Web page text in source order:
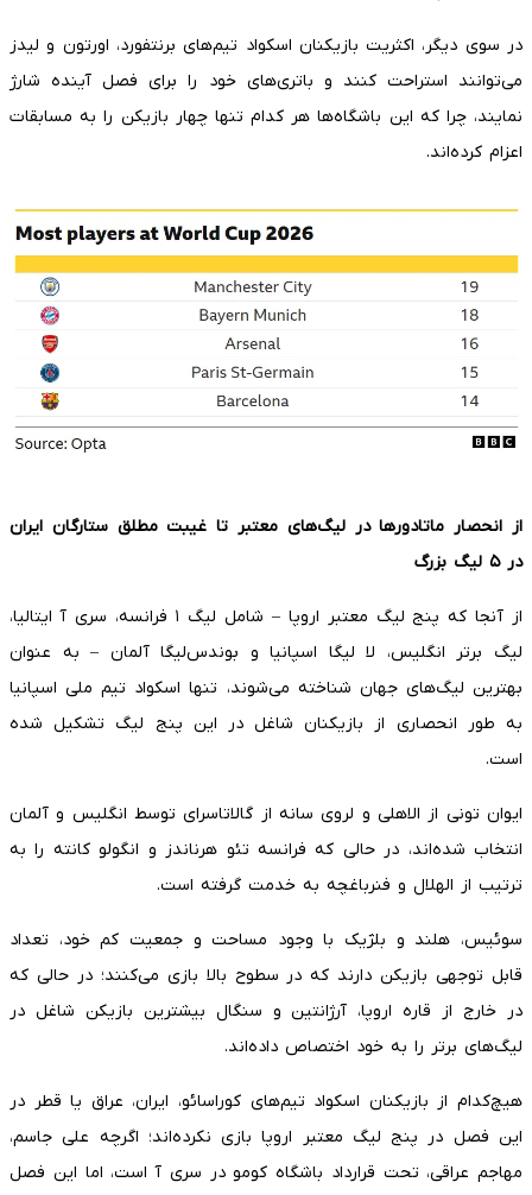
در سوی دیگر، اکثریت بازیکنان اسکواد تیم‌های برنتفورد، اورتون و لیدز
می‌توانند استراحت کنند و باتری‌های خود را برای فصل آینده شارژ
نمایند، چرا که این باشگاه‌ها هر کدام تنها چهار بازیکن را به مسابقات
اعزام کرده‌اند.
از انحصار ماتادورها در لیگ‌های معتبر تا غیبت مطلق ستارگان ایران
در۵ لیگ بزرگ
از آنجا که پنج لیگ معتبر اروپا – شامل لیگ ۱ فرانسه، سری آ ایتالیا،
لیگ برتر انگلیس، لا لیگا اسپانیا و بوندس‌لیگا آلمان – به عنوان
بهترین لیگ‌های جهان شناخته می‌شوند، تنها اسکواد تیم ملی اسپانیا
به طور انحصاری از بازیکنان شاغل در این پنج لیگ تشکیل شده
است.
ایوان تونی از الاهلی و لروی سانه از گالاتاسرای توسط انگلیس و آلمان
انتخاب شده‌اند، در حالی که فرانسه تئو هرناندز و انگولو کانته را به
ترتیب از الهلال و فنرباغچه به خدمت گرفته است.
سوئیس، هلند و بلژیک با وجود مساحت و جمعیت کم خود، تعداد
قابل توجهی بازیکن دارند که در سطوح بالا بازی می‌کنند؛ در حالی که
در خارج از قاره اروپا، آرژانتین و سنگال بیشترین بازیکن شاغل در
لیگ‌های برتر را به خود اختصاص داده‌اند.
هیچ‌کدام از بازیکنان اسکواد تیم‌های کوراسائو، ایران، عراق یا قطر در
این فصل در پنج لیگ معتبر اروپا بازی نکرده‌اند؛ اگرچه علی جاسم،
مهاجم عراقی، تحت قرارداد باشگاه کومو در سری آ است، اما این فصل